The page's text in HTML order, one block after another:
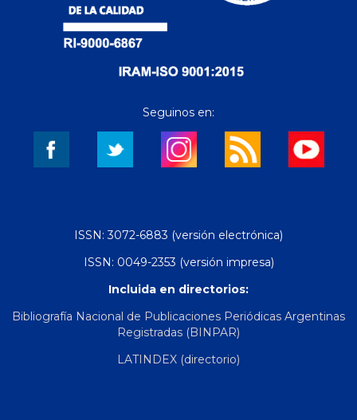
Seguinos en:
ISSN: 3072-6883 (versión electrónica)
ISSN: 0049-2353 (versión impresa)
Incluida en directorios:
Bibliografía Nacional de Publicaciones Periódicas Argentinas
Registradas (BINPAR)
LATINDEX (directorio)